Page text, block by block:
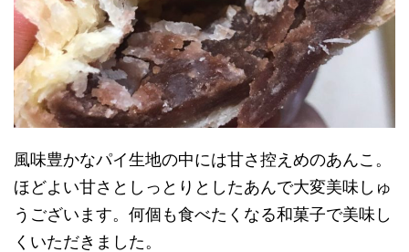
風味豊かなパイ生地の中には甘さ控えめのあんこ。
ほどよい甘さとしっとりとしたあんで大変美味しゅ
うございます。何個も食べたくなる和菓子で美味し
くいただきました。